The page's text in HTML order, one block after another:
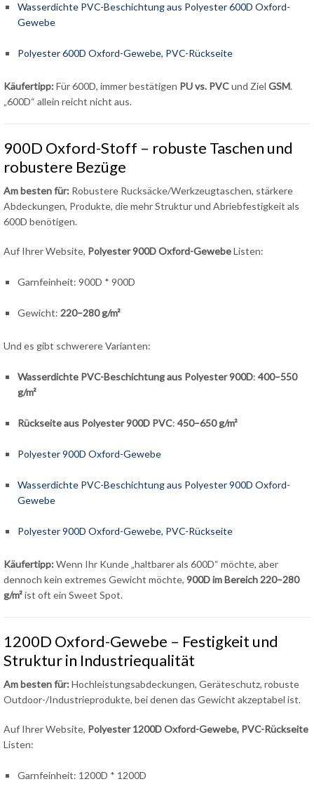
Wasserdichte PVC-Beschichtung aus Polyester 600D Oxford-
Gewebe
Polyester 600D Oxford-Gewebe, PVC-Rückseite
Käufertipp:Für 600D, immer bestätigen PU vs. PVCund Ziel GSM.
„600D“ allein reicht nicht aus.
900D Oxford-Stoff – robuste Taschen und
robustere Bezüge
Am besten für: Robustere Rucksäcke/Werkzeugtaschen, stärkere
Abdeckungen, Produkte, die mehr Struktur und Abriebfestigkeit als
600D benötigen.
Auf Ihrer Website, Polyester 900D Oxford-GewebeListen:
Garnfeinheit: 900D * 900D
Gewicht: 220–280 g/m²
Und es gibt schwerere Varianten:
Wasserdichte PVC-Beschichtung aus Polyester 900D: 400–550
g/m²
Rückseite aus Polyester 900D PVC: 450–650 g/m²
Polyester 900D Oxford-Gewebe
Wasserdichte PVC-Beschichtung aus Polyester 900D Oxford-
Gewebe
Polyester 900D Oxford-Gewebe, PVC-Rückseite
Käufertipp:Wenn Ihr Kunde „haltbarer als 600D“ möchte, aber
dennoch kein extremes Gewicht möchte, 900D im Bereich 220–280
g/m²ist oft ein Sweet Spot.
1200D Oxford-Gewebe – Festigkeit und
Struktur in Industriequalität
Am besten für:Hochleistungsabdeckungen, Geräteschutz, robuste
Outdoor-/Industrieprodukte, bei denen das Gewicht akzeptabel ist.
Auf Ihrer Website, Polyester 1200D Oxford-Gewebe, PVC-Rückseite
Listen:
Garnfeinheit: 1200D * 1200D